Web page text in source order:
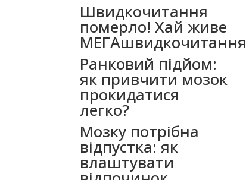
Швидкочитання
померло! Хай живе
МЕГАшвидкочитання
Ранковий підйом:
як привчити мозок
прокидатися
легко?
Мозку потрібна
відпустка: як
влаштувати